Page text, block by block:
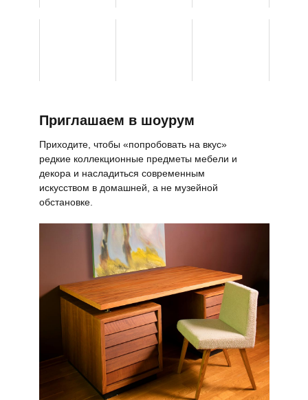
Приглашаем в шоурум
Приходите, чтобы «попробовать на вкус»
редкие коллекционные предметы мебели и
декора и насладиться современным
искусством в домашней, а не музейной
обстановке.